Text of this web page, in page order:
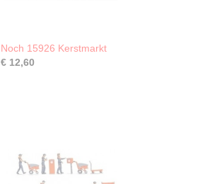
Noch 15926 Kerstmarkt
€ 12,60